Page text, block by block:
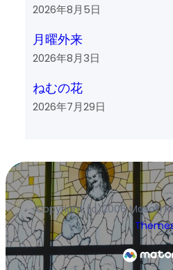
2026年8月5日
月曜外来
2026年8月3日
ねむの花
2026年7月29日
Copyright (c)2006 Masaki